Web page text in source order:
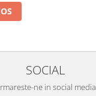
SOCIAL
ne in social media